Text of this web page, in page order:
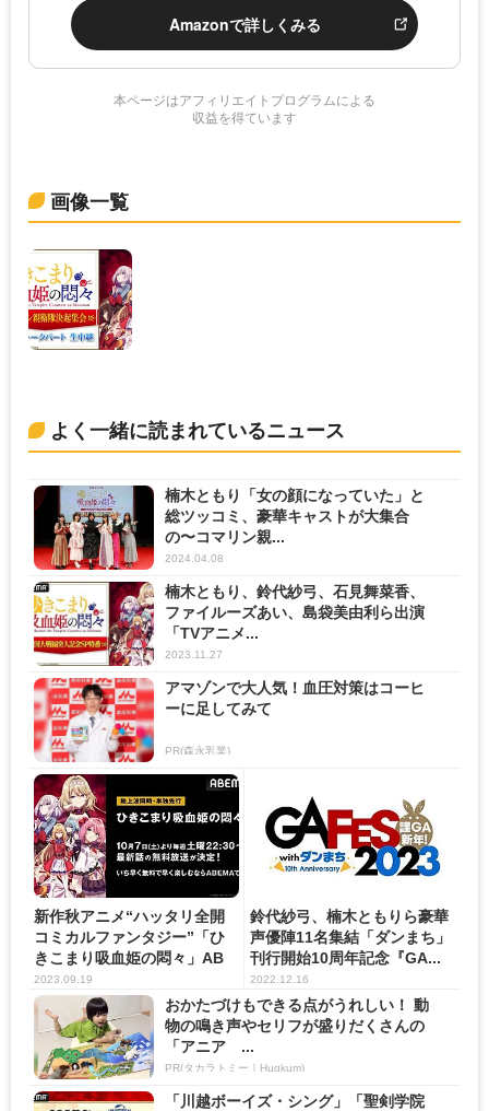
Amazonで詳しくみる
本ページはアフィリエイトプログラムによる
収益を得ています
画像一覧
よく一緒に読まれているニュース
楠木ともり「女の顔になっていた」と
総ツッコミ、豪華キャストが大集合
の〜コマリン親...
2024.04.08
楠木ともり、鈴代紗弓、石見舞菜香、
ファイルーズあい、島袋美由利ら出演
「TVアニメ...
2023.11.27
アマゾンで大人気！血圧対策はコーヒ
ーに足してみて
PR(森永乳業)
新作秋アニメ“ハッタリ全開
コミカルファンタジー”「ひ
きこまり吸血姫の悶々」AB
E...
2023.09.19
鈴代紗弓、楠木ともりら豪華
声優陣11名集結「ダンまち」
刊行開始10周年記念『GA...
2022.12.16
おかたづけもできる点がうれしい！ 動
物の鳴き声やセリフが盛りだくさんの
「アニア ...
PR(タカラトミー｜Hugkum)
「川越ボーイズ・シング」「聖剣学院